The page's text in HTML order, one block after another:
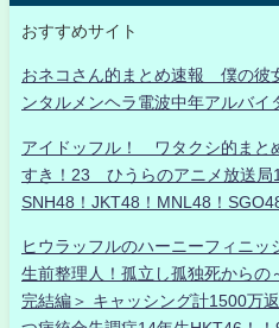
おすすめサイト
おネコさん的まとめ速報 僕の彼
ンタルメンヘラ電波中年アルバ
アイドッフル！ ワタクシ的ま
すき！23 ひうらのアニメ放送局
SNH48！JKT48！MNL48！
ヒウラッフルのハーニーフィニッ
生前整理人！孤立し孤独死からの
完結編＞ キャッシング計1500万